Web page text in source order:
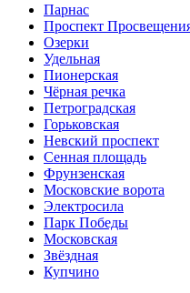
Парнас
Проспект
Озерки
Удельная
Пионерская
Чёрная речка
Петроградская
Горьковская
Невский проспект
Сенная площадь
Фрунзенская
Московские ворота
Электросила
Парк Победы
Московская
Звёздная
Купчино